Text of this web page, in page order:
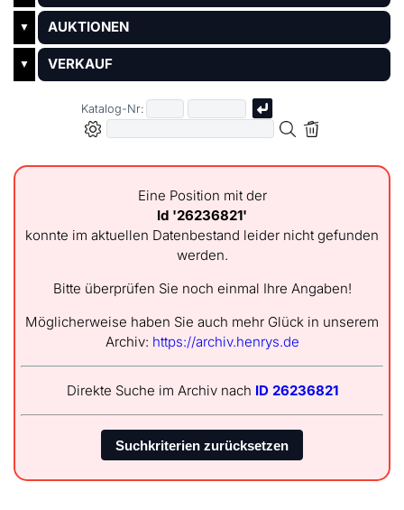
▼ AUKTIONEN
▼ VERKAUF
Katalog-Nr:
Eine Position mit der
Id '26236821'
konnte im aktuellen Datenbestand leider nicht gefunden
werden.
Bitte überprüfen Sie noch einmal Ihre Angaben!
Möglicherweise haben Sie auch mehr Glück in unserem
Archiv: https://archiv.henrys.de
Direkte Suche im Archiv nach ID 26236821